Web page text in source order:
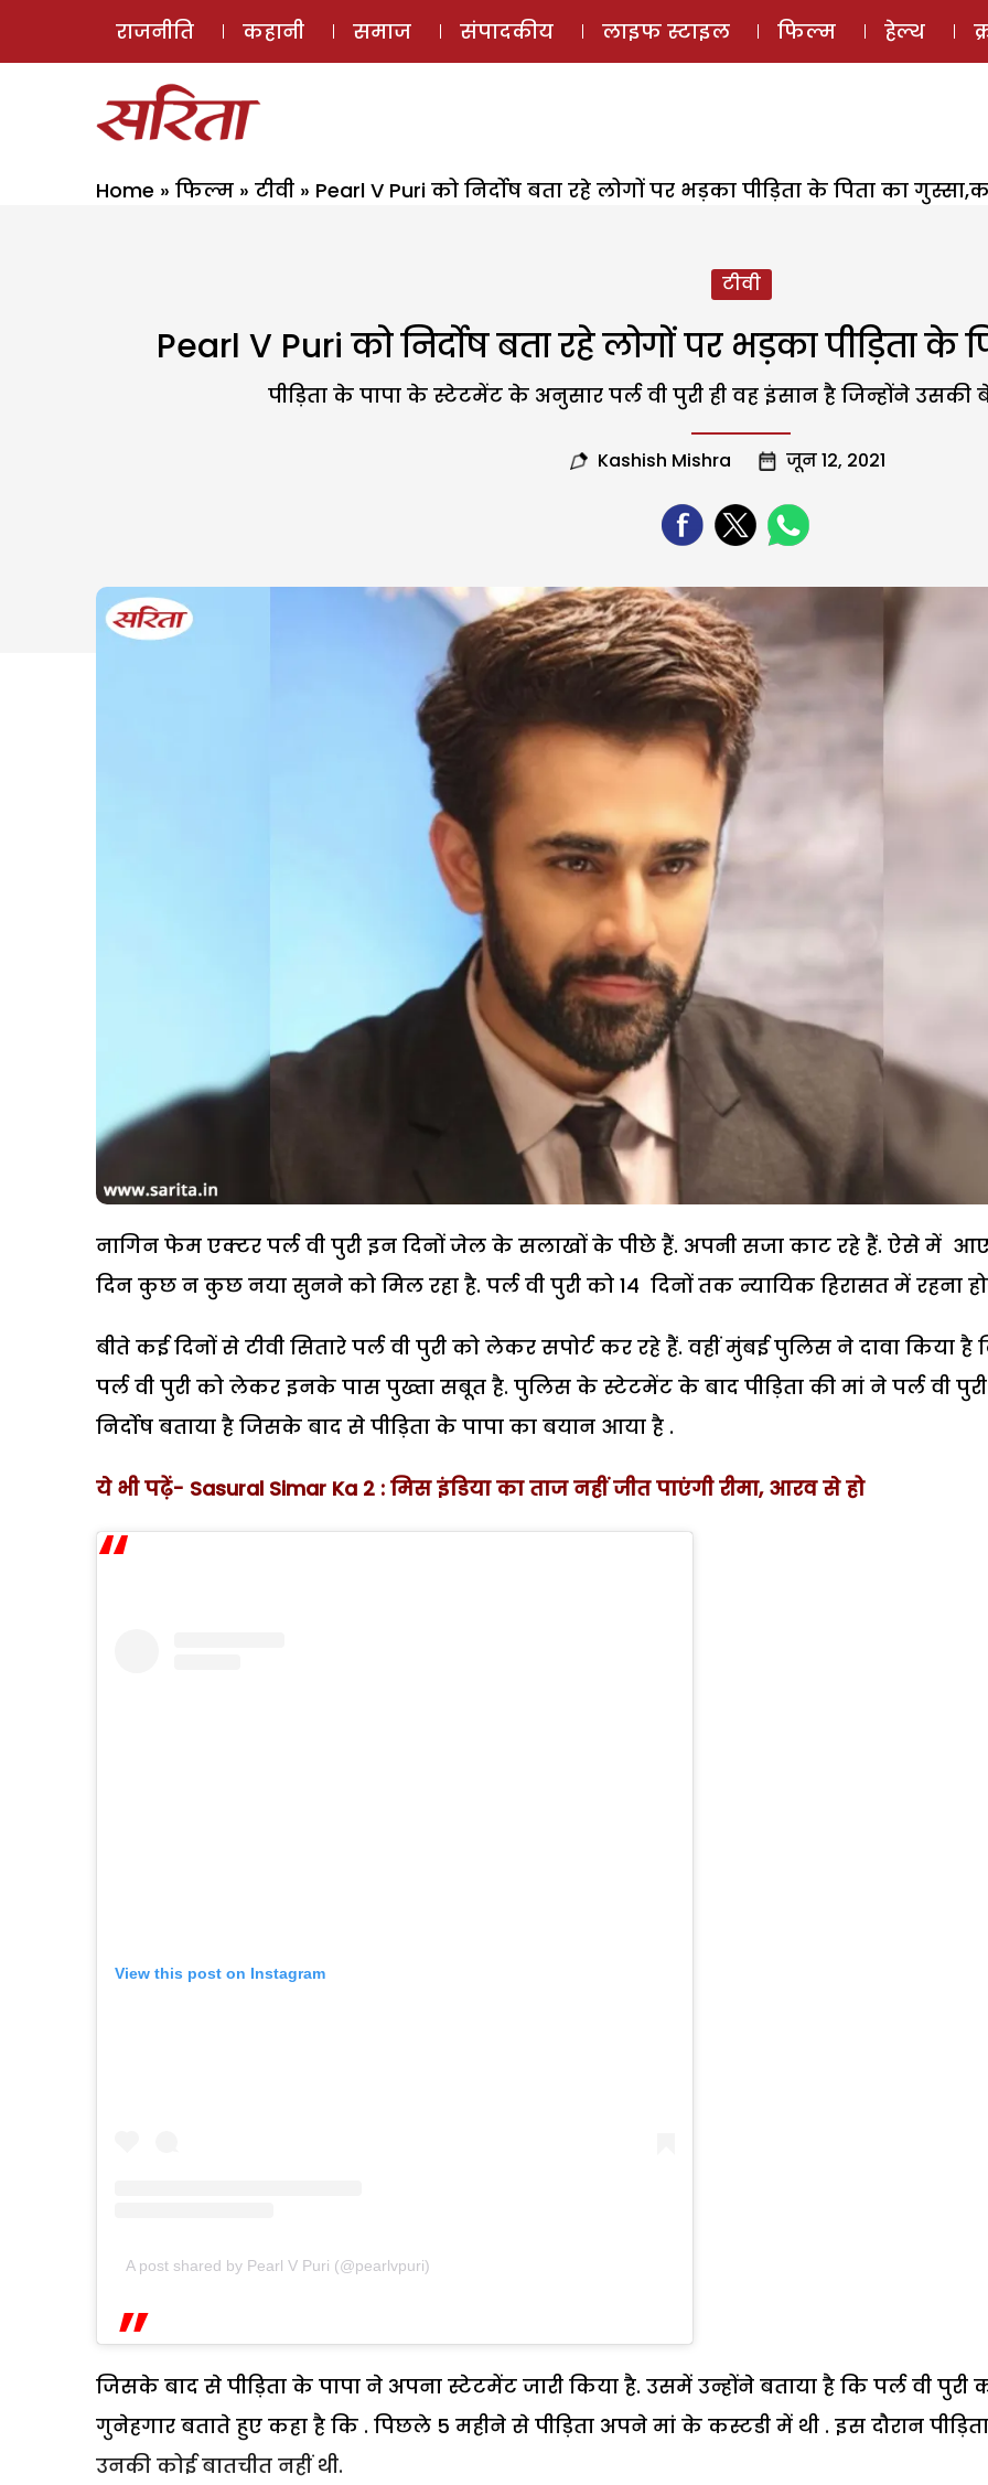
ई-मैगज़ीन
राजनीति कहानी समाज संपादकीय लाइफ स्टाइल फिल्म हेल्थ
Home » फिल्म » टीवी » Pearl V Puri को निर्दोष बता रहे लोगों पर भड़का पीड़िता के पिता का
टीवी
Pearl V Puri को निर्दोष बता रहे लोगों पर भड़का पीड़िता के
पीड़िता के पापा के स्टेटमेंट के अनुसार पर्ल वी पुरी ही वह इंसान है जिन्होंने
Kashish Mishra जून 12, 2021
नागिन फेम एक्टर पर्ल वी पुरी इन दिनों जेल के सलाखों के पीछे हैं. अपनी सजा काट रहे हैं. ऐसे में
दिन कुछ न कुछ नया सुनने को मिल रहा है. पर्ल वी पुरी को 14 दिनों तक न्यायिक हिरासत में रहना
बीते कई दिनों से टीवी सितारे पर्ल वी पुरी को लेकर सपोर्ट कर रहे हैं. वहीं मुंबई पुलिस ने दावा किया है
पर्ल वी पुरी को लेकर इनके पास पुख्ता सबूत है. पुलिस के स्टेटमेंट के बाद पीड़िता की मां ने पर्ल वी
निर्दोष बताया है जिसके बाद से पीड़िता के पापा का बयान आया है .
ये भी पढ़ें- Sasural Simar Ka 2 : मिस इंडिया का ताज नहीं जीत पाएंगी रीमा, आरव से हो
View this post on Instagram
A post shared by Pearl V Puri (@pearlvpuri)
जिसके बाद से पीड़िता के पापा ने अपना स्टेटमेंट जारी किया है. उसमें उन्होंने बताया है कि पर्ल वी पुरी
गुनेहगार बताते हुए कहा है कि . पिछले 5 महीने से पीड़िता अपने मां के कस्टडी में थी . इस दौरान
उनकी कोई बातचीत नहीं थी.